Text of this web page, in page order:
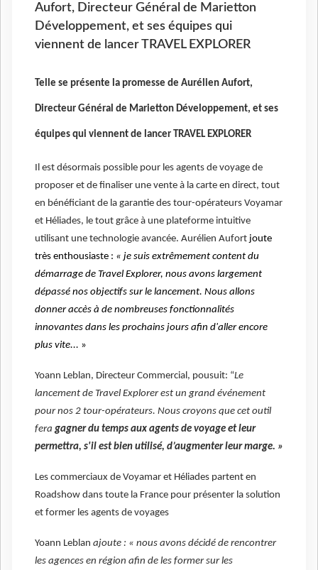
Aufort, Directeur Général de Marietton
Développement, et ses équipes qui
viennent de lancer TRAVEL EXPLORER
Telle se présente la promesse de Aurélien Aufort,
Directeur Général de Marietton Développement, et ses
équipes qui viennent de lancer TRAVEL EXPLORER
Il est désormais possible pour les agents de voyage de
proposer et de finaliser une vente à la carte en direct, tout
en bénéficiant de la garantie des tour-opérateurs Voyamar
et Héliades, le tout grâce à une plateforme intuitive
utilisant une technologie avancée. Aurélien Aufort joute
très enthousiaste : « je suis extrêmement content du
démarrage de Travel Explorer, nous avons largement
dépassé nos objectifs sur le lancement. Nous allons
donner accès à de nombreuses fonctionnalités
innovantes dans les prochains jours afin d'aller encore
plus vite... »
Yoann Leblan, Directeur Commercial, pousuit: “Le
lancement de Travel Explorer est un grand événement
pour nos 2 tour-opérateurs. Nous croyons que cet outil
feragagner du temps aux agents de voyage et leur
permettra, s'il est bien utilisé, d’augmenter leur marge. »
Les commerciaux de Voyamar et Héliades partent en
Roadshow dans toute la France pour présenter la solution
et former les agents de voyages
Yoann Leblan ajoute : « nous avons décidé de rencontrer
les agences en région afin de les former sur les